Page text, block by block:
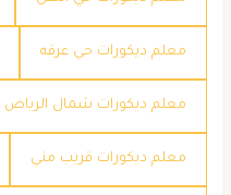
معلم ديكورات حي عرقه
معلم ديكورات شمال الرياض
معلم ديكورات قريب مني